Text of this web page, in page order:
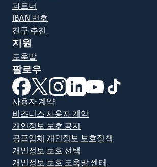
파트너
IBAN 번호
친구 추천
지원
도움말
팔로우
(새 창에서 열림)
(새 창에서 열림)
(새 창에서 열림)
(새 창에서 열림)
(새 창에서 열림)
사용자 계약
비즈니스 사용자 계약
개인정보 보호 공지
공급업체 개인정보 보호정책
개인정보 보호 선택
개인정보 보호 도움말 센터